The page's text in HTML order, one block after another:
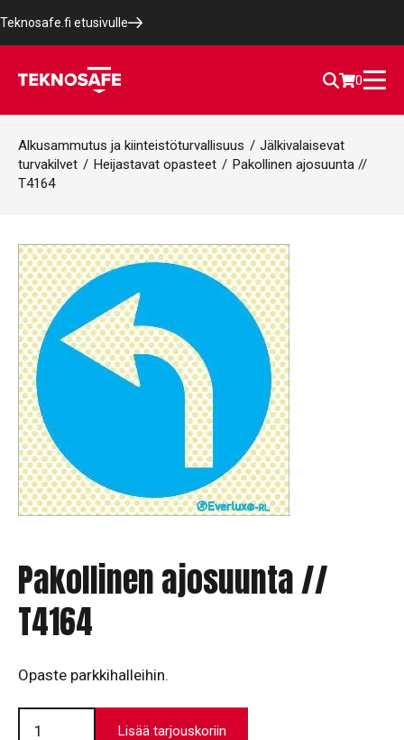
Teknosafe.fi etusivulle
0
Alkusammutus ja kiinteistöturvallisuus / Jälkivalaisevat
turvakilvet / Heijastavat opasteet / Pakollinen ajosuunta //
T4164
Pakollinen ajosuunta //
T4164
Opaste parkkihalleihin.
Pakollinen
ajosuunta
Lisää tarjouskoriin